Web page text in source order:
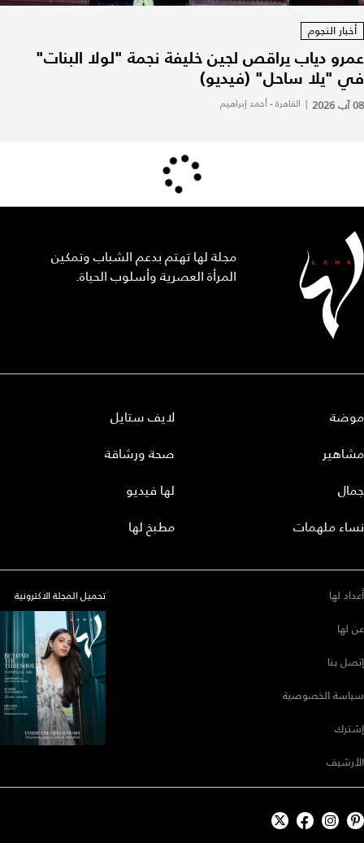
أخبار النجوم
عمرو دياب يراقص لجين خليفة نجمة "لولا البنات"
في "يلا ساحل" (فيديو)
08 آب 2026 | القاهرة - أحمد إبراهيم
مجلة لها تهتم بدعم الشباب وتمكين
المرأة العصرية وأسلوب الحياة.
موضة
مشاهير
جمال
نساء ملهمات
لايف ستايل
صحة ورشاقة
لها فيديو
مطبخ لها
أعداد لها
عن لها
إتصل بنا
سياسة الخصوصية
إشترك
الأرشيف
تحميل المجلة الاكترونية